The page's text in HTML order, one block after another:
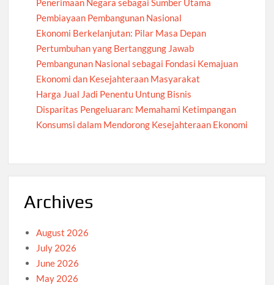
Penerimaan Negara sebagai Sumber Utama
Pembiayaan Pembangunan Nasional
Ekonomi Berkelanjutan: Pilar Masa Depan
Pertumbuhan yang Bertanggung Jawab
Pembangunan Nasional sebagai Fondasi Kemajuan
Ekonomi dan Kesejahteraan Masyarakat
Harga Jual Jadi Penentu Untung Bisnis
Disparitas Pengeluaran: Memahami Ketimpangan
Konsumsi dalam Mendorong Kesejahteraan Ekonomi
Archives
August 2026
July 2026
June 2026
May 2026